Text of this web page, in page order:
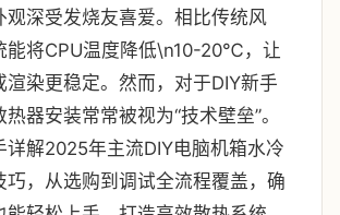
观深受发烧友喜爱。相比传统风
能将CPU温度降低\n10-20℃，让
渲染更稳定。然而，对于DIY新手
器安装常常被视为“技术壁垒”。
详解2025年主流DIY电脑机箱水冷
巧，从选购到调试全流程覆盖，确